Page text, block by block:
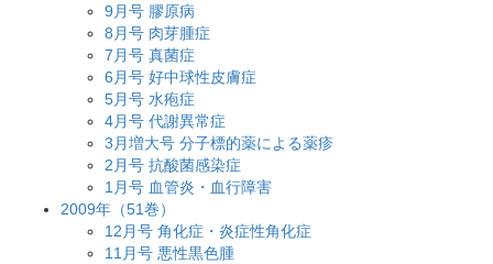
9月号 膠原病
8月号 肉芽腫症
7月号 真菌症
6月号 好中球性皮膚症
5月号 水疱症
4月号 代謝異常症
3月増大号 分子標的薬による薬疹
2月号 抗酸菌感染症
1月号 血管炎・血行障害
2009年（51巻）
12月号 角化症・炎症性角化症
11月号 悪性黒色腫